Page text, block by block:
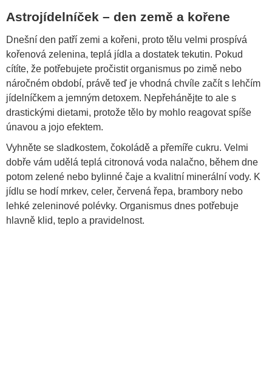
Astrojídelníček – den země a kořene
Dnešní den patří zemi a kořeni, proto tělu velmi prospívá
kořenová zelenina, teplá jídla a dostatek tekutin. Pokud
cítíte, že potřebujete pročistit organismus po zimě nebo
náročném období, právě teď je vhodná chvíle začít s lehčím
jídelníčkem a jemným detoxem. Nepřehánějte to ale s
drastickými dietami, protože tělo by mohlo reagovat spíše
únavou a jojo efektem.
Vyhněte se sladkostem, čokoládě a přemíře cukru. Velmi
dobře vám udělá teplá citronová voda nalačno, během dne
potom zelené nebo bylinné čaje a kvalitní minerální vody. K
jídlu se hodí mrkev, celer, červená řepa, brambory nebo
lehké zeleninové polévky. Organismus dnes potřebuje
hlavně klid, teplo a pravidelnost.